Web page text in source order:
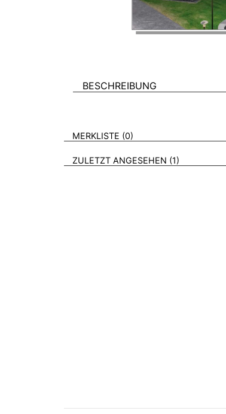
BESCHREIBUNG
VERWEISE AUF VERMERKTE-
MERKLISTE 0
ZULETZT ANGESEHEN 1